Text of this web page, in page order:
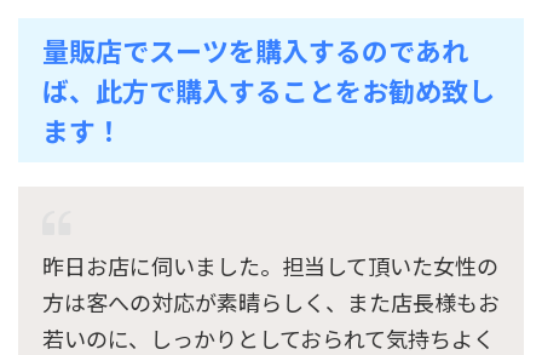
量販店でスーツを購入するのであれ
ば、此方で購入することをお勧め致し
ます！
昨日お店に伺いました。担当して頂いた女性の
方は客への対応が素晴らしく、また店長様もお
若いのに、しっかりとしておられて気持ちよく